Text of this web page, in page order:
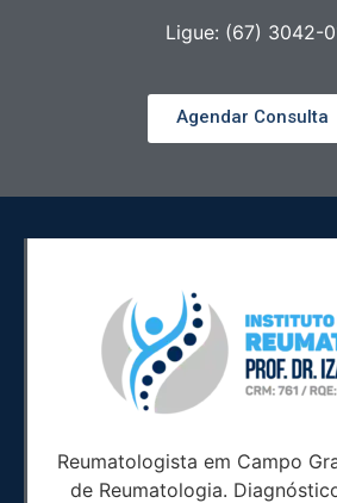
Ligue: (67) 3042-
Agendar Consulta
Reumatologista em Campo
de Reumatologia.